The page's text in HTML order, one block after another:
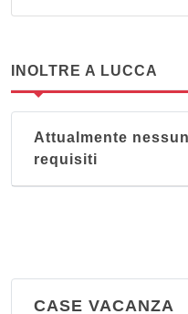
INOLTRE A LUCCA
Attualmente
requisiti
CASE VACANZA